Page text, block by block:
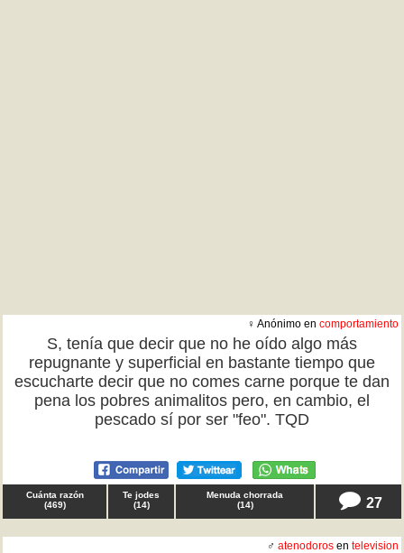
♀ Anónimo en comportamiento
S, tenía que decir que no he oído algo más
repugnante y superficial en bastante tiempo que
escucharte decir que no comes carne porque te dan
pena los pobres animalitos pero, en cambio, el
pescado sí por ser "feo". TQD
Cuánta razón
(469)
Te jodes
(14)
Menuda chorrada
(14) 27
♂ atenodoros en television